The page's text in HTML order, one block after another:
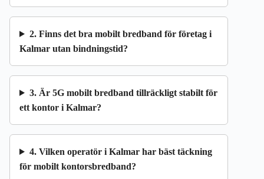
2. Finns det bra mobilt bredband för företag i
Kalmar utan bindningstid?
3. Är 5G mobilt bredband tillräckligt stabilt för
ett kontor i Kalmar?
4. Vilken operatör i Kalmar har bäst täckning
för mobilt kontorsbredband?